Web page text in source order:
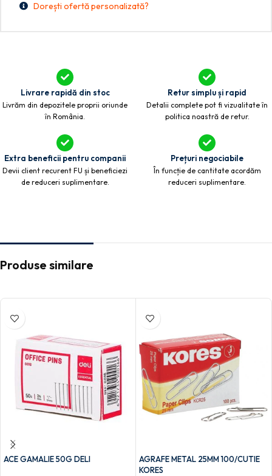
Dorești ofertă personalizată?
Livrare rapidă din stoc
Livrăm din depozitele proprii oriunde
în România.
Retur simplu și rapid
Detalii complete pot fi vizualitate în
politica noastră de retur.
Extra beneficii pentru companii
Devii client recurent FU și beneficiezi
de reduceri suplimentare.
Prețuri negociabile
În funcție de cantitate acordăm
reduceri suplimentare.
Produse similare
ACE GAMALIE 50G DELI
AGRAFE METAL 25MM 100/CUTIE
KORES